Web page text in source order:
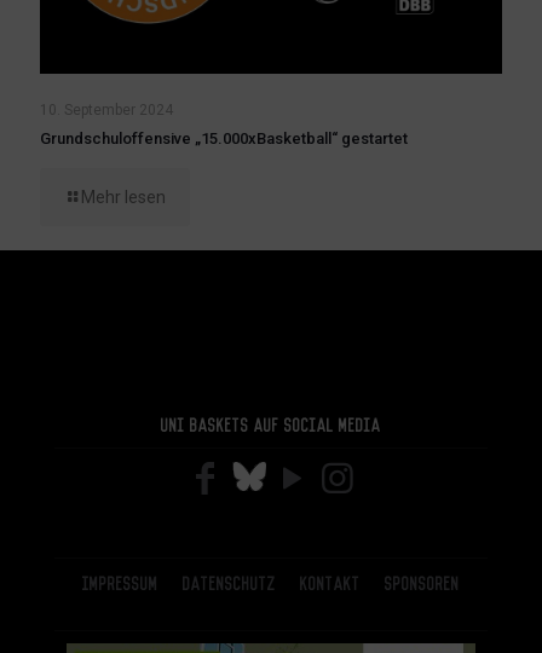
10. September 2024
Grundschuloffensive „15.000xBasketball“ gestartet
Mehr lesen
Uni Baskets auf Social Media
Impressum Datenschutz Kontakt Sponsoren